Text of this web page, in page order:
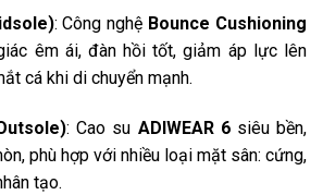
: Công nghệ Bounce Cushioning
êm ái, đàn hồi tốt, giảm áp lực lên
cá khi di chuyển mạnh.
: Cao su ADIWEAR 6siêu bền,
phù hợp với nhiều loại mặt sân: cứng,
tạo.